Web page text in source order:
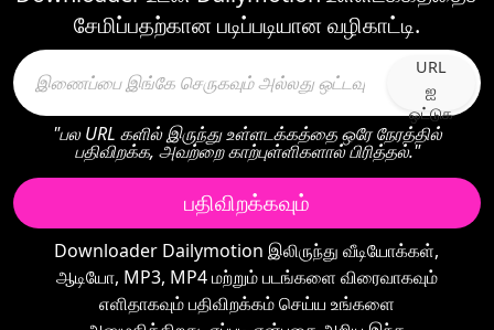
சேமிப்பதற்கான படிப்படியான வழிகாட்டி.
URL
ஐ
ஒட்டுக
"பல URL களில் இருந்து உள்ளடக்கத்தை ஒரே நேரத்தில்
பதிவிறக்க, அவற்றை காற்புள்ளிகளால் பிரித்தல்."
பதிவிறக்கவும்
Downloader Dailymotion இலிருந்து வீடியோக்கள்,
ஆடியோ, MP3, MP4 மற்றும் படங்களை விரைவாகவும்
எளிதாகவும் பதிவிறக்கம் செய்ய உங்களை